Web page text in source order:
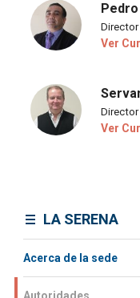
Ver
Ver
LA SERENA
Acerca de la sede